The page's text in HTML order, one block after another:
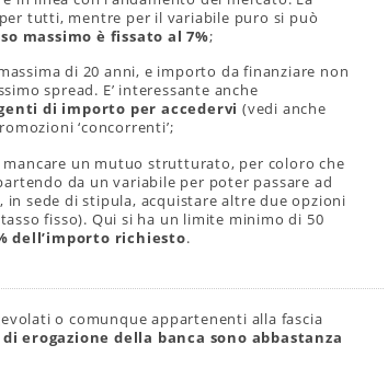
tutti, mentre per il variabile puro si può
massimo è fissato al 7%;
di 20 anni, e importo da finanziare non
spread. E’ interessante anche
di importo per accedervi (vedi anche
‘concorrenti’;
un mutuo strutturato, per coloro che
da un variabile per poter passare ad
sede di stipula, acquistare altre due opzioni
fisso). Qui si ha un limite minimo di 50
dell’importo richiesto.
o comunque appartenenti alla fascia
erogazione della banca sono abbastanza